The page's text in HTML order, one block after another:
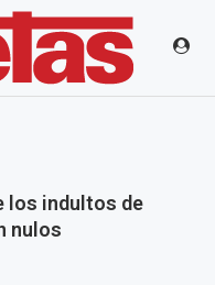
los indultos de
nulos